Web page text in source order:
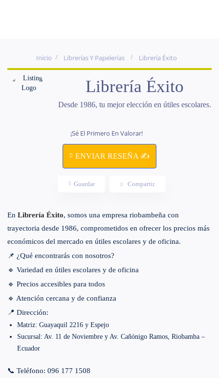
Inicio Librerías Y Papelerías Librería Éxito
Librería Éxito
Desde 1986, tu mejor elección en útiles escolares.
¡Sé El Primero En Valorar!
ENVIAR RESEÑA ✍
Guardar Compartir.
En Librería Éxito, somos una empresa riobambeña con
trayectoria desde 1986, comprometidos en ofrecer los precios más
económicos del mercado en útiles escolares y de oficina.
📌 ¿Qué encontrarás con nosotros?
🔹 Variedad en útiles escolares y de oficina
🔹 Precios accesibles para todos
🔹 Atención cercana y de confianza
📍 Dirección:
Matriz: Guayaquil 2216 y Espejo
Sucursal: Av. 11 de Noviembre y Av. Cañónigo Ramos, Riobamba –
Ecuador
📞 Teléfono: 096 177 1508